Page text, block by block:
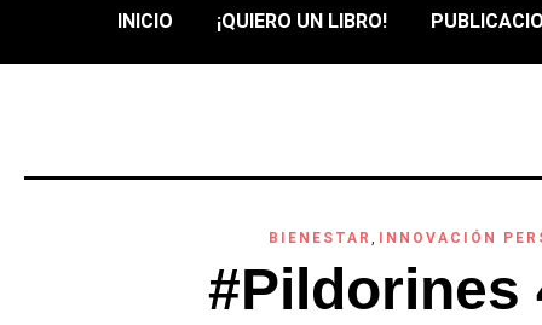
INICIO ¡QUIERO UN LIBRO!
BIENESTAR, INNOVACIÓN
#Pildorines